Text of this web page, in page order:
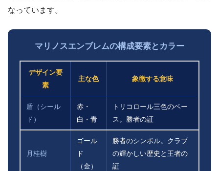
なっています。
マリノスエンブレムの構成要素とカラー
デザイン要
素
主な色 象徴する意味
盾（シール
ド）
赤・
白・青
トリコロール三色のベー
ス。勝者の証
月桂樹
ゴール
ド
（金）
勝者のシンボル。クラブ
の輝かしい歴史と王者の
証